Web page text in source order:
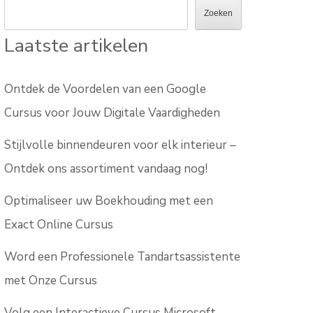
Zoeken
Laatste artikelen
Ontdek de Voordelen van een Google
Cursus voor Jouw Digitale Vaardigheden
Stijlvolle binnendeuren voor elk interieur –
Ontdek ons assortiment vandaag nog!
Optimaliseer uw Boekhouding met een
Exact Online Cursus
Word een Professionele Tandartsassistente
met Onze Cursus